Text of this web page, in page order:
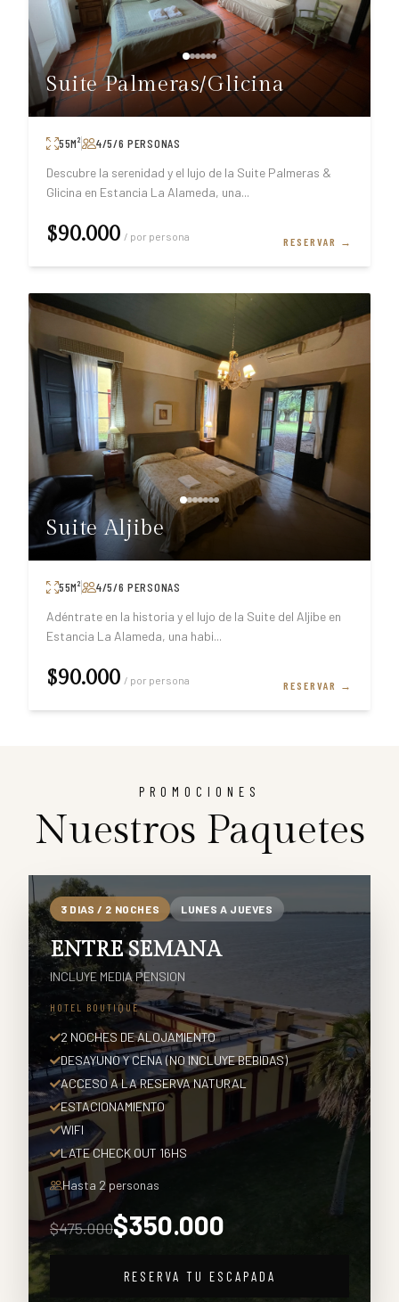
Suite Palmeras/Glicina
55M² 4/5/6 PERSONAS
Descubre la serenidad y el lujo de la Suite Palmeras &
Glicina en Estancia La Alameda, una...
$90.000 / por persona RESERVAR →
Suite Aljibe
55M² 4/5/6 PERSONAS
Adéntrate en la historia y el lujo de la Suite del Aljibe en
Estancia La Alameda, una habi...
$90.000 / por persona RESERVAR →
PROMOCIONES
Nuestros Paquetes
3 DIAS / 2 NOCHES LUNES A JUEVES
ENTRE SEMANA
INCLUYE MEDIA PENSION
HOTEL BOUTIQUE
2 NOCHES DE ALOJAMIENTO
DESAYUNO Y CENA (NO INCLUYE BEBIDAS)
ACCESO A LA RESERVA NATURAL
ESTACIONAMIENTO
WIFI
LATE CHECK OUT 16HS
Hasta 2 personas
$475.000$350.000
RESERVA TU ESCAPADA